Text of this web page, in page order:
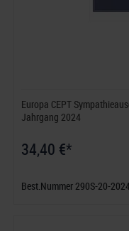
Europa CEPT
Jahrgang 2024
34,40 €*
Best.Nummer 290S-20-